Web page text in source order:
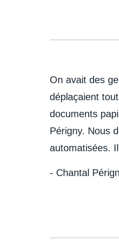
On avait des
déplaçaient
documents
Périgny. Nous
automatisées.
- Chantal